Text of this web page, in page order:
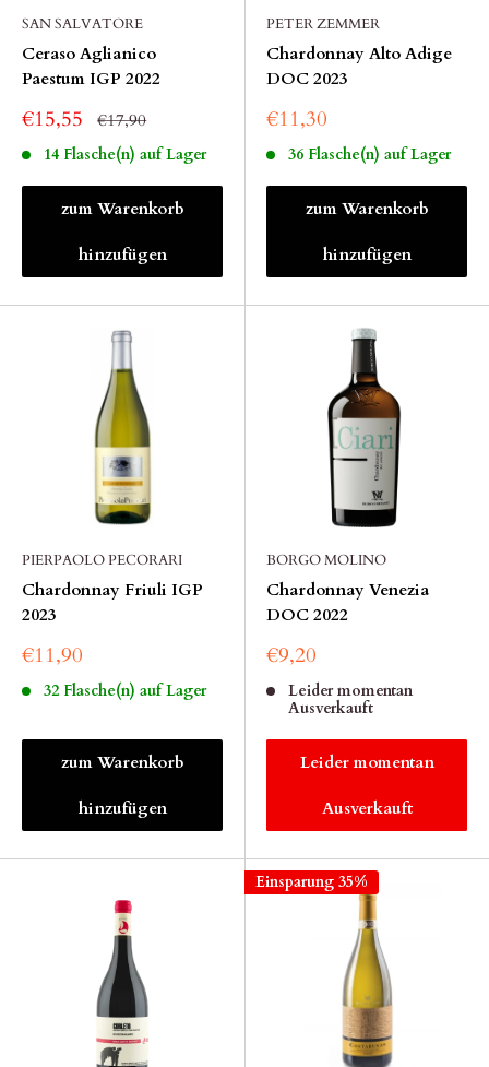
SAN SALVATORE
Ceraso Aglianico
Paestum IGP 2022
€15,55 €17,90
14 Flasche(n) auf Lager
zum Warenkorb
hinzufügen
PETER ZEMMER
Chardonnay Alto Adige
DOC 2023
€11,30
36 Flasche(n) auf Lager
zum Warenkorb
hinzufügen
PIERPAOLO PECORARI
Chardonnay Friuli IGP
2023
€11,90
32 Flasche(n) auf Lager
zum Warenkorb
hinzufügen
BORGO MOLINO
Chardonnay Venezia
DOC 2022
€9,20
Leider momentan
Ausverkauft
Leider momentan
Ausverkauft
Einsparung 35%